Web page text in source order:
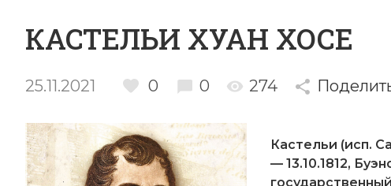
КАСТЕЛЬИ ХУАН ХОСЕ
25.11.2021 0 0 274
Кастельи (исп.
— 13.10.1812,